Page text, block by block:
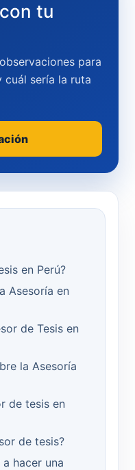
en Perú?
Asesoría en
de Tesis en
la Asesoría
de tesis en
de tesis?
hacer una
tu
para
sería la ruta